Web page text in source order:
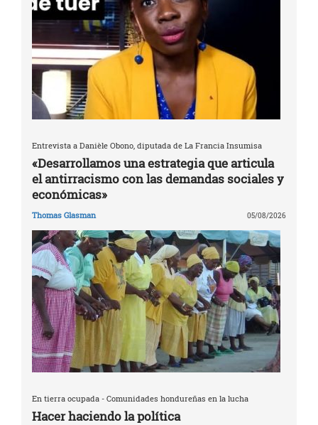
Entrevista a Danièle Obono, diputada de La Francia Insumisa
«Desarrollamos una estrategia que articula
el antirracismo con las demandas sociales y
económicas»
Thomas Glasman 05/08/2026
En tierra ocupada - Comunidades hondureñas en la lucha
Hacer haciendo la política